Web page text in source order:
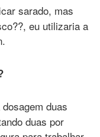
sarado, mas
eu utilizaria a
duas
duas por